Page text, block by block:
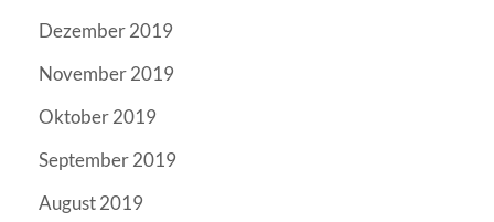
Dezember 2019
November 2019
Oktober 2019
September 2019
August 2019